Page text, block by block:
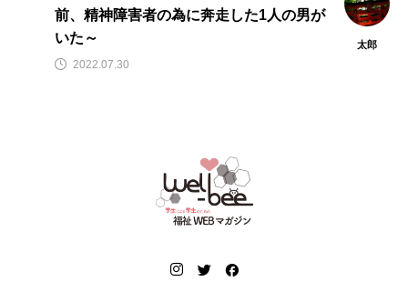
前、精神障害者の為に奔走した1人の男が
いた～
太郎
2022.07.30